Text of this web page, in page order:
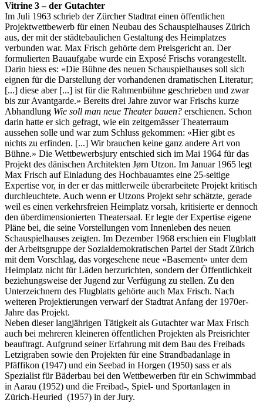
Vitrine 3 – der Gutachter
Im Juli 1963 schrieb der Zürcher Stadtrat einen öffentlichen
Projektwettbewerb für einen Neubau des Schauspielhauses Zürich
aus, der mit der städtebaulichen Gestaltung des Heimplatzes
verbunden war. Max Frisch gehörte dem Preisgericht an. Der
formulierten Bauaufgabe wurde ein Exposé Frischs vorangestellt.
Darin hiess es: «Die Bühne des neuen Schauspielhauses soll sich
eignen für die Darstellung der vorhandenen dramatischen Literatur;
[...] diese aber [...] ist für die Rahmenbühne geschrieben und zwar
bis zur Avantgarde.» Bereits drei Jahre zuvor war Frischs kurze
Abhandlung Wie soll man neue Theater bauen? erschienen. Schon
darin hatte er sich gefragt, wie ein zeitgemässer Theaterraum
aussehen solle und war zum Schluss gekommen: «Hier gibt es
nichts zu erfinden. [...] Wir brauchen keine ganz andere Art von
Bühne.» Die Wettbewerbsjury entschied sich im Mai 1964 für das
Projekt des dänischen Architekten Jørn Utzon. Im Januar 1965 legt
Max Frisch auf Einladung des Hochbauamtes eine 25-seitige
Expertise vor, in der er das mittlerweile überarbeitete Projekt kritisch
durchleuchtete. Auch wenn er Utzons Projekt sehr schätzte, gerade
weil es einen verkehrsfreien Heimplatz vorsah, kritisierte er dennoch
den überdimensionierten Theatersaal. Er legte der Expertise eigene
Pläne bei, die seine Vorstellungen vom Innenleben des neuen
Schauspielhauses zeigten. Im Dezember 1968 erschien ein Flugblatt
der Arbeitsgruppe der Sozialdemokratischen Partei der Stadt Zürich
mit dem Vorschlag, das vorgesehene neue «Basement» unter dem
Heimplatz nicht für Läden herzurichten, sondern der Öffentlichkeit
beziehungsweise der Jugend zur Verfügung zu stellen. Zu den
Unterzeichnern des Flugblatts gehörte auch Max Frisch. Nach
weiteren Projektierungen verwarf der Stadtrat Anfang der 1970er-
Jahre das Projekt.
Neben dieser langjährigen Tätigkeit als Gutachter war Max Frisch
auch bei mehreren kleineren öffentlichen Projekten als Preisrichter
beauftragt. Aufgrund seiner Erfahrung mit dem Bau des Freibads
Letzigraben sowie den Projekten für eine Strandbadanlage in
Pfäffikon (1947) und ein Seebad in Horgen (1950) sass er als
Spezialist für Bäderbau bei den Wettbewerben für ein Schwimmbad
in Aarau (1952) und die Freibad-, Spiel- und Sportanlagen in
Zürich-Heuried (1957) in der Jury.